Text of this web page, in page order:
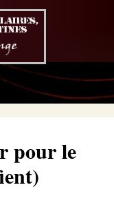
pour le